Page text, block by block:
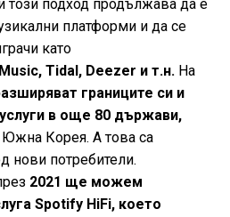
този подход продължава да е
платформи и да се
като
Tidal, Deezer и т.н.На
границите си и
в още 80 държави,
Корея. А това са
нови потребители.
2021 ще можем
Spotify HiFi, което